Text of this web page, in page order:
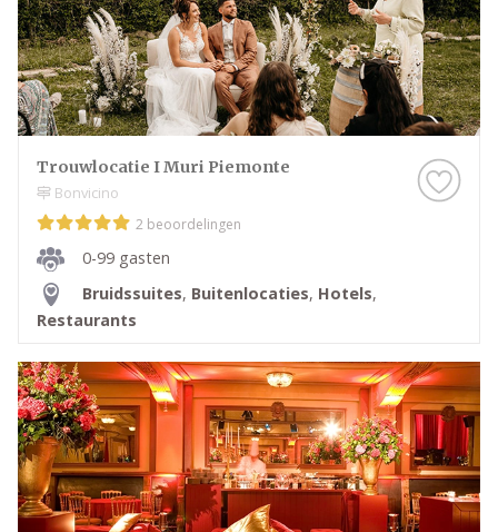
Trouwlocatie I Muri Piemonte
Bonvicino
2 beoordelingen
0-99 gasten
Bruidssuites, Buitenlocaties, Hotels,
Restaurants